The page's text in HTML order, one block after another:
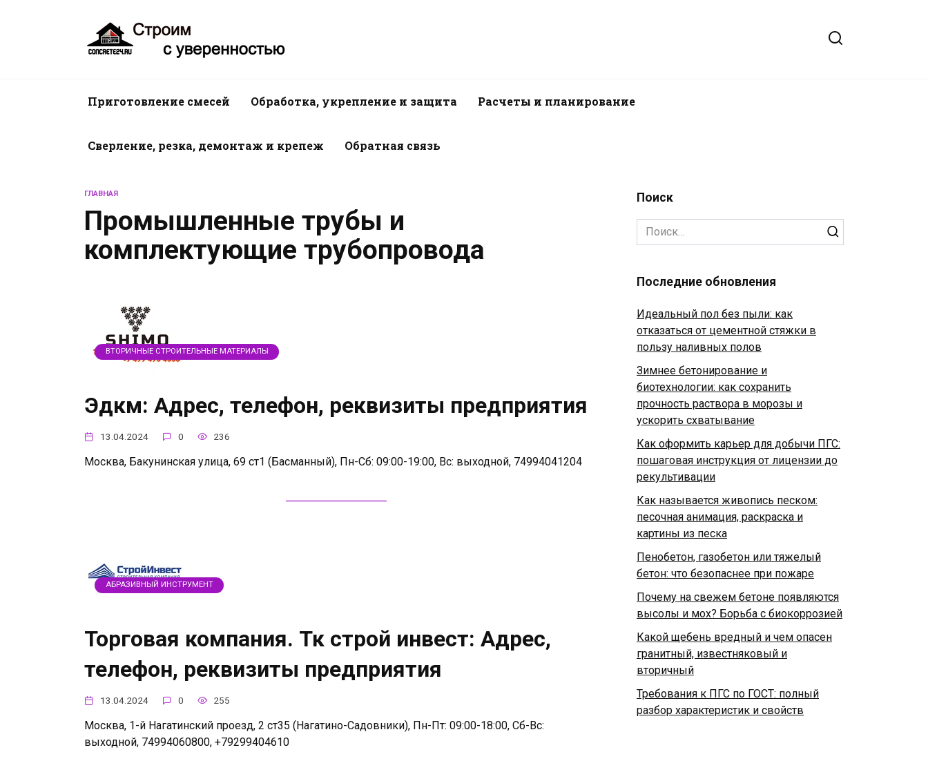
Приготовление смесей Обработка, укрепление и защита Расчеты и планирование
Сверление, резка, демонтаж и крепеж Обратная связь
ГЛАВНАЯ
Промышленные трубы и
комплектующие трубопровода
ВТОРИЧНЫЕ СТРОИТЕЛЬНЫЕ МАТЕРИАЛЫ
Эдкм: Адрес, телефон, реквизиты предприятия
13.04.2024 0 236
Москва, Бакунинская улица, 69 ст1 (Басманный), Пн-Сб: 09:00-19:00, Вс: выходной, 74994041204
АБРАЗИВНЫЙ ИНСТРУМЕНТ
Торговая компания. Тк строй инвест: Адрес,
телефон, реквизиты предприятия
13.04.2024 0 255
Москва, 1-й Нагатинский проезд, 2 ст35 (Нагатино-Садовники), Пн-Пт: 09:00-18:00, Сб-Вс:
выходной, 74994060800, +79299404610
Поиск
Search
for:
Последние обновления
Идеальный пол без пыли: как
отказаться от цементной стяжки в
пользу наливных полов
Зимнее бетонирование и
биотехнологии: как сохранить
прочность раствора в морозы и
ускорить схватывание
Как оформить карьер для добычи ПГС:
пошаговая инструкция от лицензии до
рекультивации
Как называется живопись песком:
песочная анимация, раскраска и
картины из песка
Пенобетон, газобетон или тяжелый
бетон: что безопаснее при пожаре
Почему на свежем бетоне появляются
высолы и мох? Борьба с биокоррозией
Какой щебень вредный и чем опасен
гранитный, известняковый и
вторичный
Требования к ПГС по ГОСТ: полный
разбор характеристик и свойств